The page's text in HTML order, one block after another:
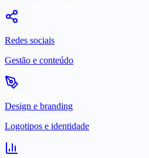
Redes sociais
Gestão e conteúdo
Design e branding
Logotipos e identidade